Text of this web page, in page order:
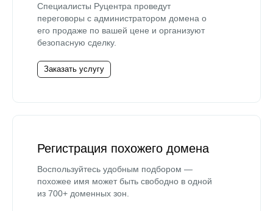
Специалисты Руцентра проведут
переговоры с администратором домена о
его продаже по вашей цене и организуют
безопасную сделку.
Заказать услугу
Регистрация похожего домена
Воспользуйтесь удобным подбором —
похожее имя может быть свободно в одной
из 700+ доменных зон.